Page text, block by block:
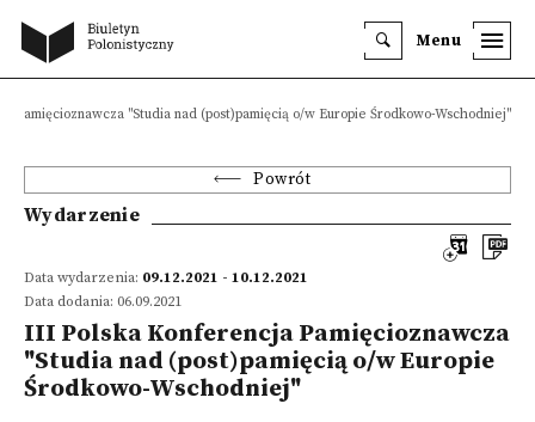
Menu
Pamięcioznawcza "Studia nad (post)pamięcią o/w Europie Środkowo-Wschodniej"
Powrót
Wydarzenie
Data wydarzenia: 09.12.2021 - 10.12.2021
Data dodania: 06.09.2021
III Polska Konferencja Pamięcioznawcza
"Studia nad (post)pamięcią o/w Europie
Środkowo-Wschodniej"